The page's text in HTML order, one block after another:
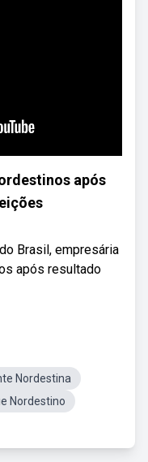
após
Brasil, empresária
após resultado
Nordestina
Nordestino